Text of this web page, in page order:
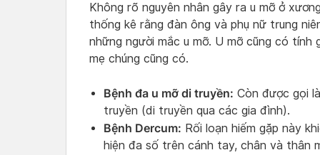
Không rõ nguyên nhân gây ra u mỡ ở
thống kê rằng đàn ông và phụ nữ trung
những người mắc u mỡ. U mỡ cũng có
mẹ chúng cũng có.
Bệnh đa u mỡ di truyền: Còn được gọi
truyền (di truyền qua các gia đình).
Bệnh Dercum: Rối loạn hiếm gặp này
hiện đa số trên cánh tay, chân và thân